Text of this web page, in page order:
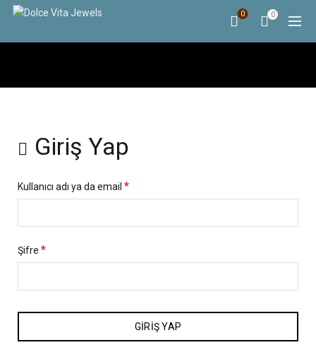
0 0
Giriş Yap
Kullanıcı adı ya da email *
Şifre *
GIRIŞ YAP